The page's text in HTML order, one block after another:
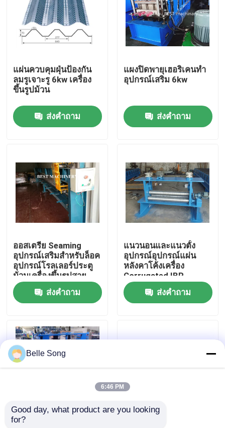
สินค้า
เกี่ยวกับเรา
ควบคุมคุณภาพ
ติดต่อเรา
ข่าว
คดี
เครื่องขึ้นรูปลอนหลังคา
เครื่องขึ้นรูปม้วนสองชั้น
แผ่นควบคุมฝุ่นป้องกัน
ลมรูเจาะรู 6kw เครื่อง
ขึ้นรูปม้วน
ส่งคำถาม
แผงปิดพายุเฮอริเคนทำ
อุปกรณ์เสริม 6kw
ส่งคำถาม
ออสเตรีย Seaming
อุปกรณ์เสริมสำหรับล็อค
อุปกรณ์โรลเลอร์ประตู
ม้วนเครื่องขึ้นรูปสาย
ประตูโรงรถ
ส่งคำถาม
แนวนอนและแนวตั้ง
อุปกรณ์อุปกรณ์แผ่น
หลังคาโค้งเครื่อง
Corrugated IBR
Profile
ส่งคำถาม
ระบบหลังคาโค้ง
Belle Song
6:46 PM
Good day, what product are you looking
for?